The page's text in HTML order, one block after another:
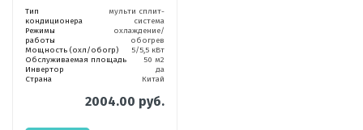
Тип
кондиционера
мульти сплит-
система
Режимы
работы
охлаждение/
обогрев
Мощность (охл/обогр)
5/5,5 кВт
Обслуживаемая площадь
50 м2
Инвертор
да
Страна
Китай
2004.00 руб.